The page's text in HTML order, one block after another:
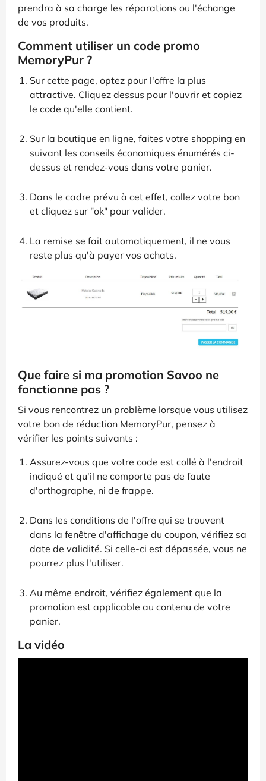
prendra à sa charge les réparations ou l'échange
de vos produits.
Comment utiliser un code promo
MemoryPur ?
Sur cette page, optez pour l'offre la plus
attractive. Cliquez dessus pour l'ouvrir et copiez
le code qu'elle contient.
Sur la boutique en ligne, faites votre shopping en
suivant les conseils économiques énumérés ci-
dessus et rendez-vous dans votre panier.
Dans le cadre prévu à cet effet, collez votre bon
et cliquez sur "ok" pour valider.
La remise se fait automatiquement, il ne vous
reste plus qu'à payer vos achats.
Que faire si ma promotion Savoo ne
fonctionne pas ?
Si vous rencontrez un problème lorsque vous utilisez
votre bon de réduction MemoryPur, pensez à
vérifier les points suivants :
Assurez-vous que votre code est collé à l'endroit
indiqué et qu'il ne comporte pas de faute
d'orthographe, ni de frappe.
Dans les conditions de l'offre qui se trouvent
dans la fenêtre d'affichage du coupon, vérifiez sa
date de validité. Si celle-ci est dépassée, vous ne
pourrez plus l'utiliser.
Au même endroit, vérifiez également que la
promotion est applicable au contenu de votre
panier.
La vidéo